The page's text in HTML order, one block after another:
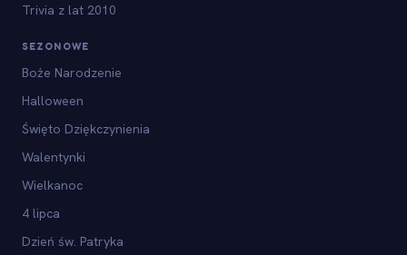
Trivia z lat 2010
SEZONOWE
Boże Narodzenie
Halloween
Święto Dziękczynienia
Walentynki
Wielkanoc
4 lipca
Dzień św. Patryka